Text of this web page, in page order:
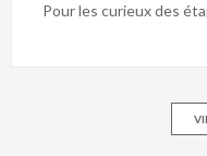
Pour les curieux des